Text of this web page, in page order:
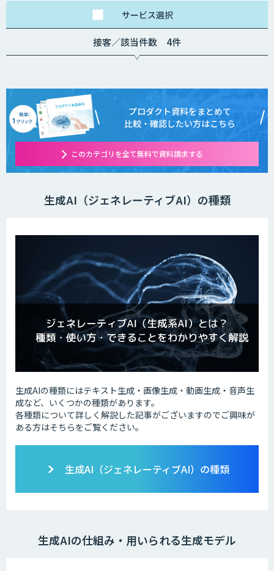
サービス選択
接客／該当件数 4件
プロダクト資料をまとめて
比較・確認したい方はこちら
このカテゴリを全て無料で資料請求する
生成AI（ジェネレーティブAI）の種類
生成AIの種類にはテキスト生成・画像生成・動画生成・音声生
成など、いくつかの種類があります。
各種類について詳しく解説した記事がございますのでご興味が
ある方はそちらをご覧ください。
生成AI（ジェネレーティブAI）の種類
生成AIの仕組み・用いられる生成モデル